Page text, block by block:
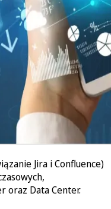
Jira i Confluence)
oraz Data Center.